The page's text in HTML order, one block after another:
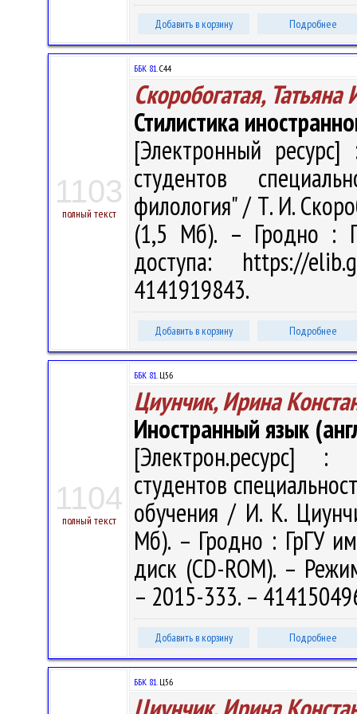
Добавить в корзину Подробнее
1103
полный текст
ББК 81.С44
Скоробогатая,
Стилистика
[Электронный ресурс]
студентов
филология" / Т. И.
(1,5 Мб). – Гродно :
доступа: https://
4141919843.
Добавить в корзину Подробнее
1104
полный текст
ББК 81.Ц56
Циунчик, Ирина
Иностранный язык
[Электрон.ресурс] :
студентов
обучения / И. К.
Мб). – Гродно : ГрГУ
диск (CD-ROM). –
– 2015-333. –
Добавить в корзину Подробнее
ББК 81.Ц56